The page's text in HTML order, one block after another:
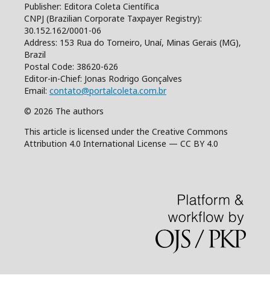
Publisher: Editora Coleta Científica
CNPJ (Brazilian Corporate Taxpayer Registry):
30.152.162/0001-06
Address: 153 Rua do Torneiro, Unaí, Minas Gerais (MG),
Brazil
Postal Code: 38620-626
Editor-in-Chief: Jonas Rodrigo Gonçalves
Email: contato@portalcoleta.com.br
© 2026 The authors
This article is licensed under the Creative Commons
Attribution 4.0 International License — CC BY 4.0